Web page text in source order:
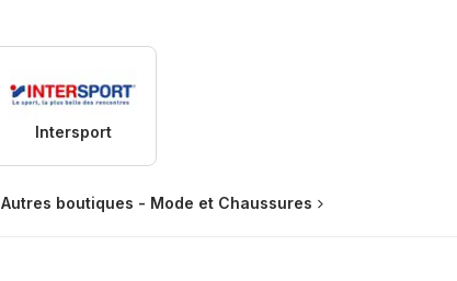
Intersport
Autres boutiques - Mode et Chaussures